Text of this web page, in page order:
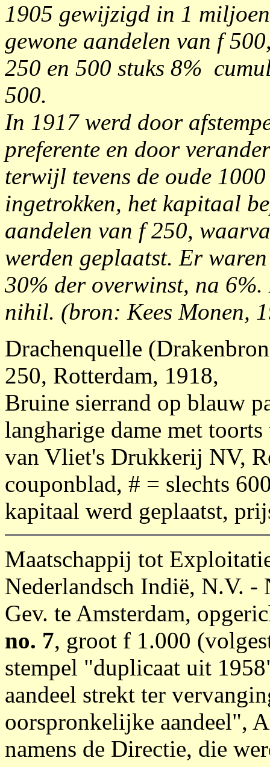
1905 gewijzigd in 1
gewone aandelen van f
250 en 500 stuks 8%
500.
In 1917 werd door
preferente en door
terwijl tevens de oude
ingetrokken, het kapitaal
aandelen van f 250,
werden geplaatst. Er
30% der overwinst, na
nihil. (bron: Kees Monen,
Drachenquelle
250, Rotterdam, 1918,
Bruine sierrand op blauw
langharige dame met
van Vliet's Drukkerij NV,
couponblad, # = slechts
kapitaal werd geplaatst,
Maatschappij tot
Nederlandsch Indië, N.V.
Gev. te Amsterdam,
no. 7, groot f 1.000
stempel "duplicaat uit
aandeel strekt ter
oorspronkelijke aandeel",
namens de Directie, die